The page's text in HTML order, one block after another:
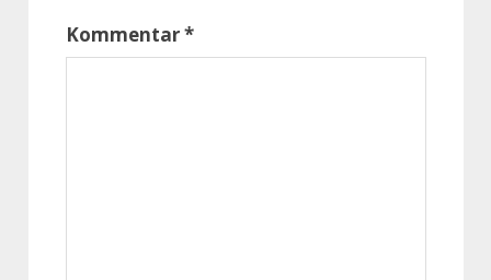
Kommentar*